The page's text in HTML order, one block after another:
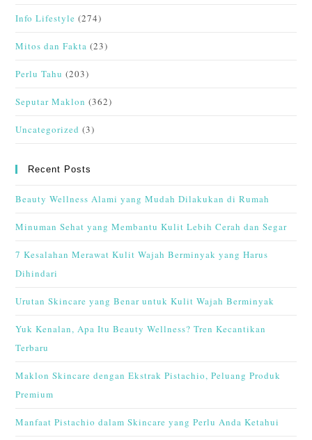
Info Lifestyle (274)
Mitos dan Fakta (23)
Perlu Tahu (203)
Seputar Maklon (362)
Uncategorized (3)
Recent Posts
Beauty Wellness Alami yang Mudah Dilakukan di Rumah
Minuman Sehat yang Membantu Kulit Lebih Cerah dan Segar
7 Kesalahan Merawat Kulit Wajah Berminyak yang Harus
Dihindari
Urutan Skincare yang Benar untuk Kulit Wajah Berminyak
Yuk Kenalan, Apa Itu Beauty Wellness? Tren Kecantikan
Terbaru
Maklon Skincare dengan Ekstrak Pistachio, Peluang Produk
Premium
Manfaat Pistachio dalam Skincare yang Perlu Anda Ketahui